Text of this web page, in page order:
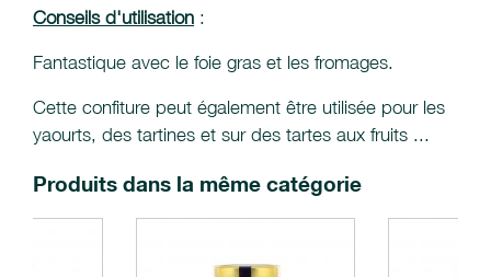
Conseils d'utilisation :
Fantastique avec le foie gras et les fromages.
Cette confiture peut également être utilisée pour les
yaourts, des tartines et sur des tartes aux fruits ...
Produits dans la même catégorie